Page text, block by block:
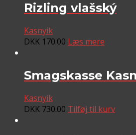
Rizling vlašský
Kasnyik
DKK 170.00 Læs mere
Smagskasse
Kasnyik
DKK 730.00 Tilføj til kurv